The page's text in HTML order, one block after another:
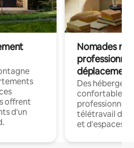
offrent
d'un
Nomades
déplacement
Des
confortables
professionnels
télétravail
et d'espaces